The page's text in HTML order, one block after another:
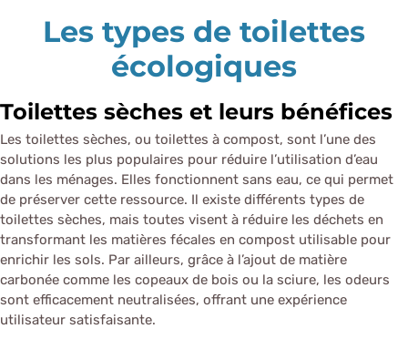
Les types de toilettes
écologiques
Toilettes sèches et leurs bénéfices
Les toilettes sèches, ou toilettes à compost, sont l’une des
solutions les plus populaires pour réduire l’utilisation d’eau
dans les ménages. Elles fonctionnent sans eau, ce qui permet
de préserver cette ressource. Il existe différents types de
toilettes sèches, mais toutes visent à réduire les déchets en
transformant les matières fécales en compost utilisable pour
enrichir les sols. Par ailleurs, grâce à l’ajout de matière
carbonée comme les copeaux de bois ou la sciure, les odeurs
sont efficacement neutralisées, offrant une expérience
utilisateur satisfaisante.